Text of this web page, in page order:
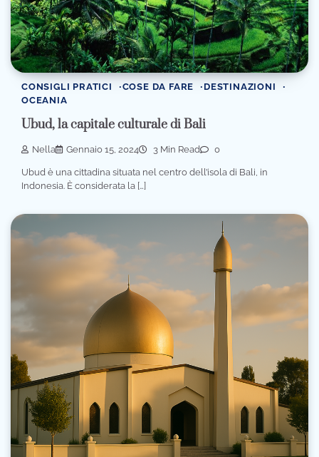
CONSIGLI PRATICI COSE DA FARE
DESTINAZIONI
OCEANIA
Ubud, la capitale culturale di Bali
Nella Gennaio 15, 2024 3 Min Read 0
Ubud è una cittadina situata nel centro dell’isola di Bali, in
Indonesia. È considerata la […]